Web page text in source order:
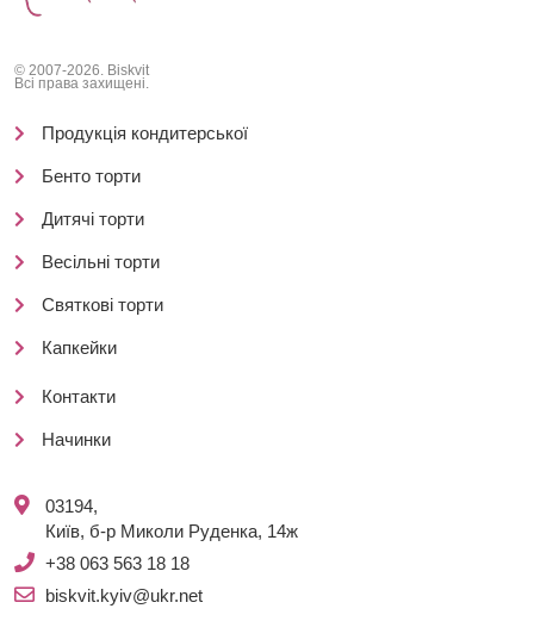
© 2007-2026. Biskvit
Всі права захищені.
Продукція кондитерської
Бенто торти
Дитячі торти
Весільні торти
Святкові торти
Капкейки
Контакти
Начинки
03194,
Київ, б-р Миколи Руденка, 14ж
+38 063 563 18 18
biskvit.kyiv@ukr.net